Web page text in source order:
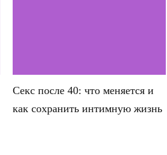
Секс после 40: что меняется и
как сохранить интимную жизнь